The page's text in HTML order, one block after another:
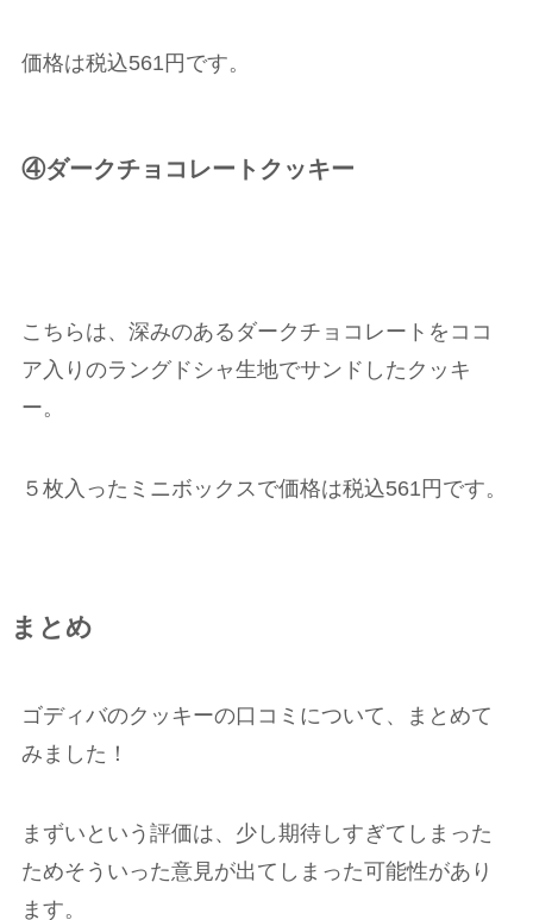
価格は税込561円です。
④ダークチョコレートクッキー
こちらは、深みのあるダークチョコレートをココ
ア入りのラングドシャ生地でサンドしたクッキ
ー。
５枚入ったミニボックスで価格は税込561円です。
まとめ
ゴディバのクッキーの口コミについて、まとめて
みました！
まずいという評価は、少し期待しすぎてしまった
ためそういった意見が出てしまった可能性があり
ます。